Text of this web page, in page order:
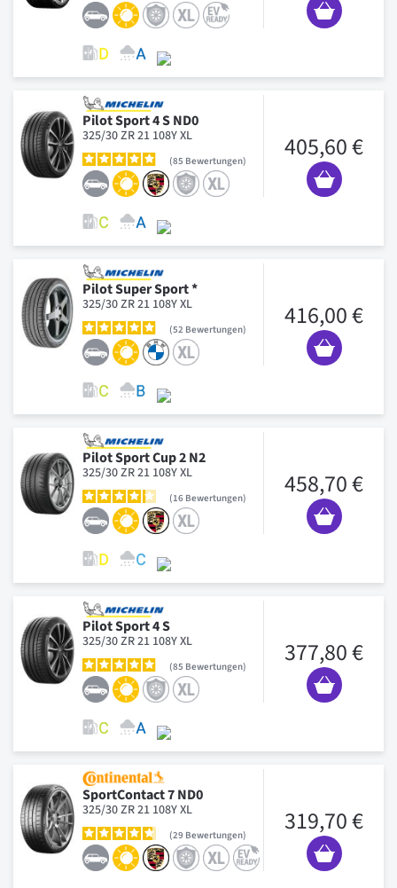
Pilot Sport 4 S ND0
325/30 ZR 21 108Y XL
85 Bewertungen 405,60 €
Pilot Super Sport *
325/30 ZR 21 108Y XL
52 Bewertungen 416,00 €
Pilot Sport Cup 2 N2
325/30 ZR 21 108Y XL
16 Bewertungen 458,70 €
Pilot Sport 4 S
325/30 ZR 21 108Y XL
85 Bewertungen 377,80 €
SportContact 7 ND0
325/30 ZR 21 108Y XL
29 Bewertungen 319,70 €